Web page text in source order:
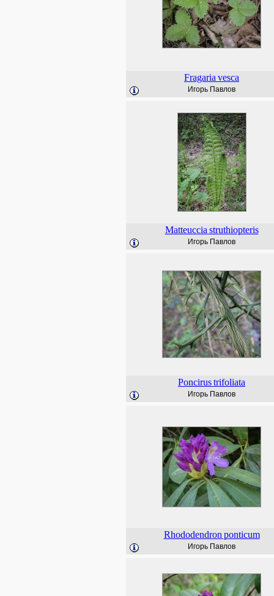
Fragaria vesca
Игорь Павлов
Matteuccia struthiopteris
Игорь Павлов
Poncirustrifoliata
Игорь Павлов
Rhododendron ponticum
Игорь Павлов